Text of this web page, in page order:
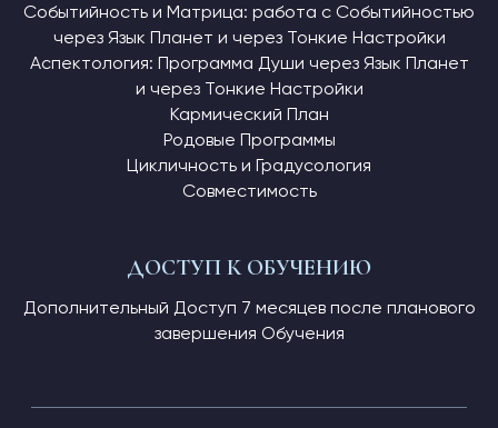
Событийность и Матрица: работа с Событийностью
через Язык Планет и через Тонкие Настройки
Аспектология: Программа Души через Язык Планет
и через Тонкие Настройки
Кармический План
Родовые Программы
Цикличность и Градусология
Совместимость
ДОСТУП К ОБУЧЕНИЮ
Дополнительный Доступ 7 месяцев после планового
завершения Обучения
Если у Вас возникли вопросы или нужна
помощь в оформлении заказа, напишите
поддержку MSF: